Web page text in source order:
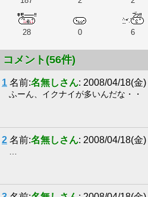
28 0 6
コメント(56件)
1 名前:名無しさん: 2008/04/18(金
ふーん、イクナイが多いんだな・・
2 名前:名無しさん: 2008/04/18(金